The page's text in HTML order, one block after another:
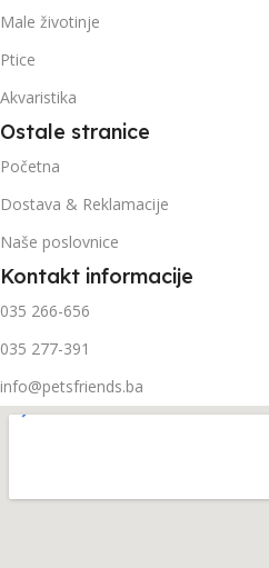
Male životinje
Ptice
Akvaristika
Ostale stranice
Početna
Dostava & Reklamacije
Naše poslovnice
Kontakt informacije
035 266-656
035 277-391
info@petsfriends.ba